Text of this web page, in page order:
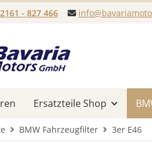
- 827 466
Ersatzteile Shop
BMW Fahrzeugfilter 3er E46